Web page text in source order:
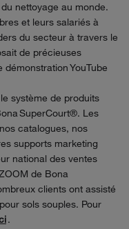
nettoyage au monde.
et leurs salariés à
du secteur à travers le
de précieuses
YouTube
système de produits
SuperCourt®. Les
catalogues, nos
supports marketing
national des ventes
de Bona
clients ont assisté
sols souples. Pour
.